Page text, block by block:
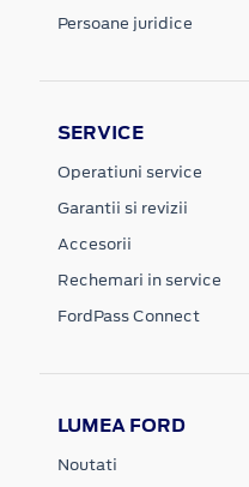
Persoane juridice
SERVICE
Operatiuni service
Garantii si revizii
Accesorii
Rechemari in service
FordPass Connect
LUMEA FORD
Noutati